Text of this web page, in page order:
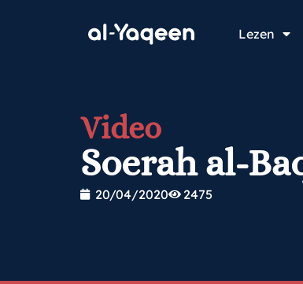
Lezen
Video
Soerah al-
20/04/2020 2475